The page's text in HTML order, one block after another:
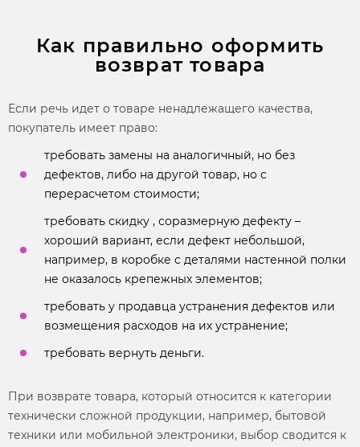
Как правильно оформить
возврат товара
Если речь идет о товаре ненадлежащего качества,
покупатель имеет право:
требовать замены на аналогичный, но без
дефектов, либо на другой товар, но с
перерасчетом стоимости;
требовать скидку , соразмерную дефекту –
хороший вариант, если дефект небольшой,
например, в коробке с деталями настенной полки
не оказалось крепежных элементов;
требовать у продавца устранения дефектов или
возмещения расходов на их устранение;
требовать вернуть деньги.
При возврате товара, который относится к категории
технически сложной продукции, например, бытовой
техники или мобильной электроники, выбор сводится к